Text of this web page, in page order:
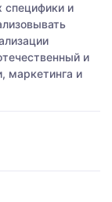
специфики и
и
маркетинга и